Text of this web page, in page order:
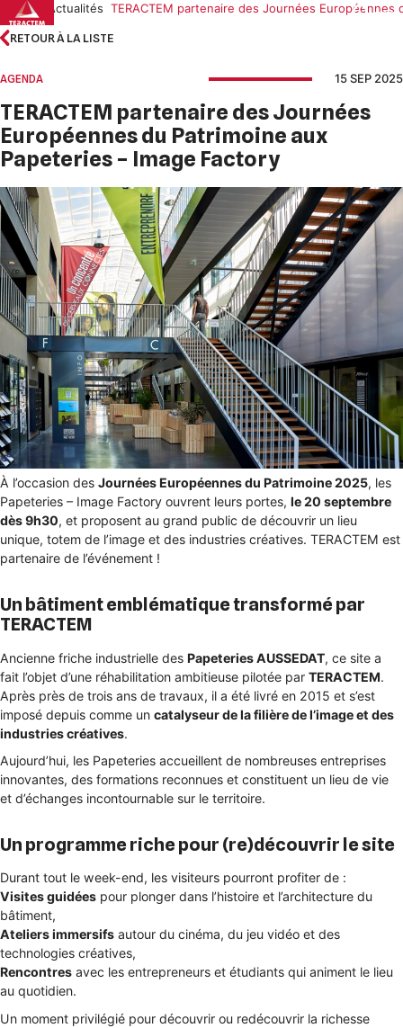
Skip
to
content
Accueil Actualités TERACTEM partenaire des Journées
RETOUR À LA LISTE
AGENDA 15 SEP 2025
TERACTEM partenaire des Journées
Européennes du Patrimoine aux
Papeteries – Image Factory
À l’occasion des Journées Européennes du Patrimoine 2025, les
Papeteries – Image Factory ouvrent leurs portes, le 20 septembre
dès 9h30, et proposent au grand public de découvrir un lieu
unique, totem de l’image et des industries créatives. TERACTEM est
partenaire de l’événement !
Un bâtiment emblématique transformé par
TERACTEM
Ancienne friche industrielle des Papeteries AUSSEDAT, ce site a
fait l’objet d’une réhabilitation ambitieuse pilotée par TERACTEM.
Après près de trois ans de travaux, il a été livré en 2015 et s’est
imposé depuis comme un catalyseur de la filière de l’image et des
industries créatives.
Aujourd’hui, les Papeteries accueillent de nombreuses entreprises
innovantes, des formations reconnues et constituent un lieu de vie
et d’échanges incontournable sur le territoire.
Un programme riche pour (re)découvrir le site
Durant tout le week-end, les visiteurs pourront profiter de :
Visites guidées pour plonger dans l’histoire et l’architecture du
bâtiment,
Ateliers immersifs autour du cinéma, du jeu vidéo et des
technologies créatives,
Rencontres avec les entrepreneurs et étudiants qui animent le lieu
au quotidien.
Un moment privilégié pour découvrir ou redécouvrir la richesse